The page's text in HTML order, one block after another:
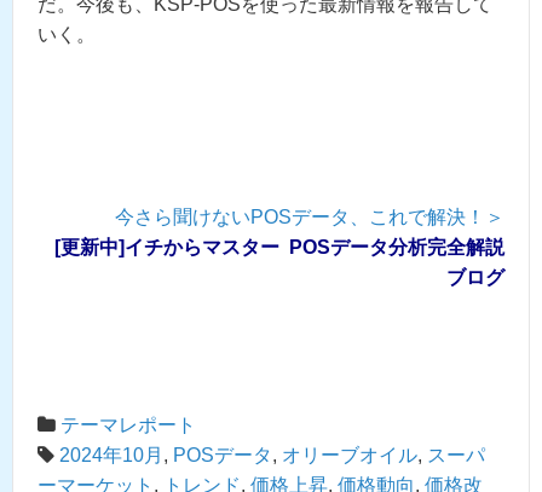
いく。
今さら聞けないPOSデータ、これで解決！＞
[更新中]イチからマスター POSデータ分析完全解説
ブログ
テーマレポート
2024年10月 , POSデータ, オリーブオイル, スーパ
ーマーケット , トレンド, 価格上昇, 価格動向, 価格改